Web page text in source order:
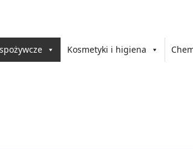
Kosmetyki i higiena